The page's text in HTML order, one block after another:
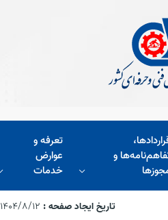
و
تعرفه و
عوارض
خدمات
تاریخ ایجاد صفحه : ۱۴۰۴/۸/۱۲،‏ ۱۵:۱۸:۱۲